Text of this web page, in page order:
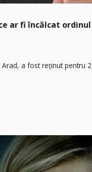
ar fi încălcat
a fost reținut pentru